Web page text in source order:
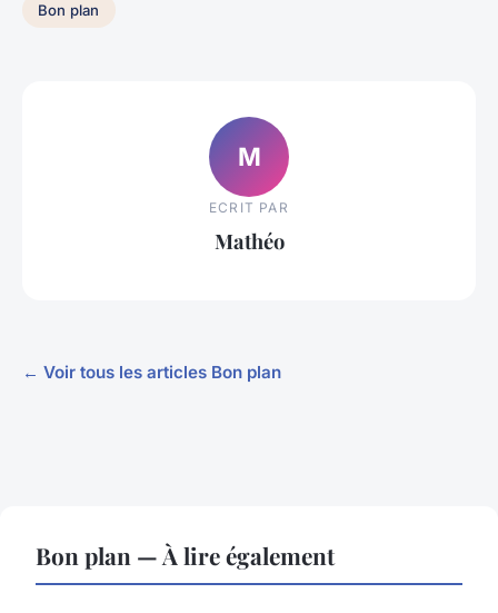
Bon plan
M
ECRIT PAR
Mathéo
← Voir tous les articles Bon plan
Bon plan — À lire également